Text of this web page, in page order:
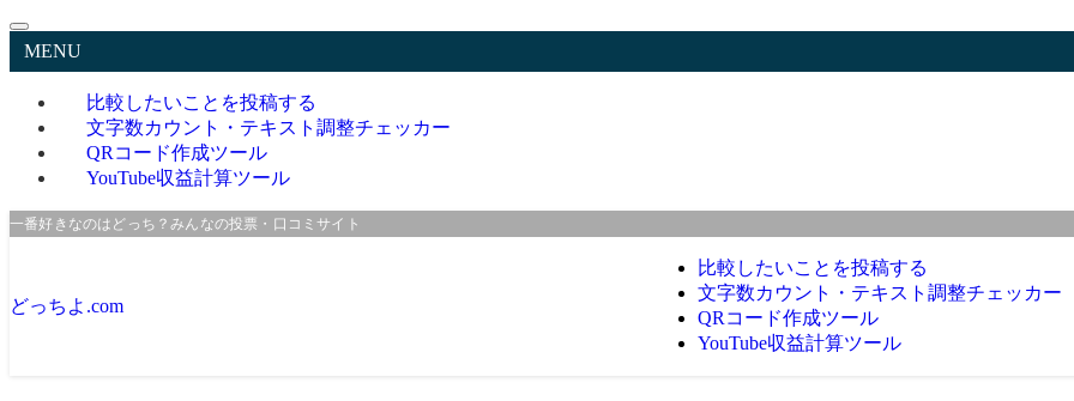
MENU
比較したいことを投稿する
文字数カウント・テキスト調整チェッカー
QRコード作成ツール
YouTube収益計算ツール
一番好きなのはどっち？みんなの投票・口コミサイト
どっちよ.com
比較したいことを投稿する
文字数カウント・テキスト調整チェッカー
QRコード作成ツール
YouTube収益計算ツール